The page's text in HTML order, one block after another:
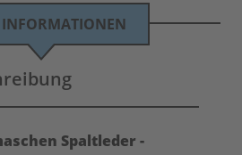
Spaltleder -